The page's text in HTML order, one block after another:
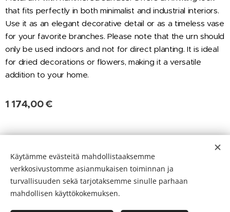
that fits perfectly in both minimalist and industrial interiors.
Use it as an elegant decorative detail or as a timeless vase
for your favorite branches. Please note that the urn should
only be used indoors and not for direct planting. It is ideal
for dried decorations or flowers, making it a versatile
addition to your home.
1 174,00€
Kielet
Suomi
English
Käytämme evästeitä mahdollistaaksemme
verkkosivustomme asianmukaisen toiminnan ja
turvallisuuden sekä tarjotaksemme sinulle parhaan
mahdollisen käyttökokemuksen.